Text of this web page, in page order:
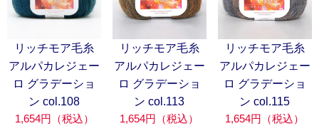
リッチモア毛糸
アルパカレジェー
ロ グラデーショ
ン col.108
1,654円（税込）
リッチモア毛糸
アルパカレジェー
ロ グラデーショ
ン col.113
1,654円（税込）
リッチモア毛糸
アルパカレジェー
ロ グラデーショ
ン col.115
1,654円（税込）